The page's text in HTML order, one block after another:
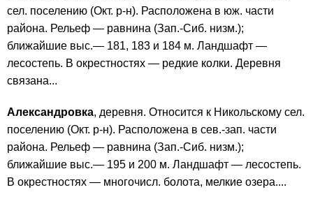
сел. поселению (Окт. р-н). Расположена в юж. части
района. Рельеф — равнина (Зап.-Сиб. низм.);
ближайшие выс.— 181, 183 и 184 м. Ландшафт —
лесостепь. В окрестностях — редкие колки. Деревня
связана...
Александровка, деревня. Относится к Никольскому сел.
поселению (Окт. р-н). Расположена в сев.-зап. части
района. Рельеф — равнина (Зап.-Сиб. низм.);
ближайшие выс.— 195 и 200 м. Ландшафт — лесостепь.
В окрестностях — многочисл. болота, мелкие озера....